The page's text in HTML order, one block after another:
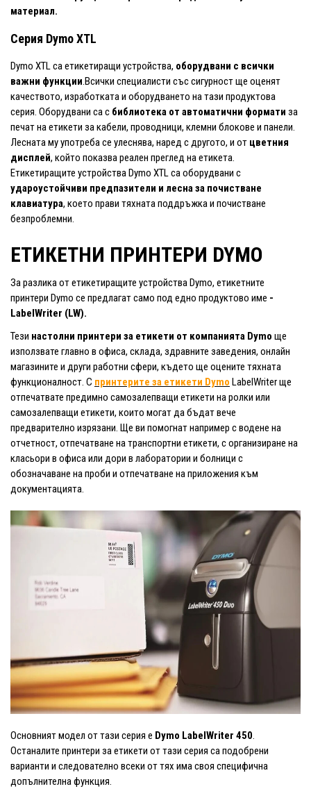
материал.
Серия Dymo XTL
Dymo XTL са етикетиращи устройства, оборудвани с всички
важни функции.Всички специалисти със сигурност ще оценят
качеството, изработката и оборудването на тази продуктова
серия. Оборудвани са с библиотека от автоматични формати за
печат на етикети за кабели, проводници, клемни блокове и панели.
Лесната му употреба се улеснява, наред с другото, и от цветния
дисплей, който показва реален преглед на етикета.
Етикетиращите устройства Dymo XTL са оборудвани с
удароустойчиви предпазители и лесна за почистване
клавиатура, което прави тяхната поддръжка и почистване
безпроблемни.
ЕТИКЕТНИ ПРИНТЕРИ DYMO
За разлика от етикетиращите устройства Dymo, етикетните
принтери Dymo се предлагат само под едно продуктово име -
LabelWriter (LW).
Тези настолни принтери за етикети от компанията Dymo ще
използвате главно в офиса, склада, здравните заведения, онлайн
магазините и други работни сфери, където ще оцените тяхната
функционалност. С принтерите за етикети Dymo LabelWriter ще
отпечатвате предимно самозалепващи етикети на ролки или
самозалепващи етикети, които могат да бъдат вече
предварително изрязани. Ще ви помогнат например с водене на
отчетност, отпечатване на транспортни етикети, с организиране на
класьори в офиса или дори в лаборатории и болници с
обозначаване на проби и отпечатване на приложения към
документацията.
Основният модел от тази серия е Dymo LabelWriter 450.
Останалите принтери за етикети от тази серия са подобрени
варианти и следователно всеки от тях има своя специфична
допълнителна функция.